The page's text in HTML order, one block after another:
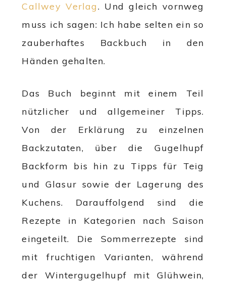
Callwey Verlag. Und gleich vornweg
muss ich sagen: Ich habe selten ein so
zauberhaftes Backbuch in den
Händen gehalten.
Das Buch beginnt mit einem Teil
nützlicher und allgemeiner Tipps.
Von der Erklärung zu einzelnen
Backzutaten, über die Gugelhupf
Backform bis hin zu Tipps für Teig
und Glasur sowie der Lagerung des
Kuchens. Darauffolgend sind die
Rezepte in Kategorien nach Saison
eingeteilt. Die Sommerrezepte sind
mit fruchtigen Varianten, während
der Wintergugelhupf mit Glühwein,